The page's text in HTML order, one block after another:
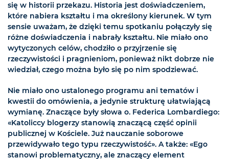
się w historii przekazu. Historia jest doświadczeniem,
które nabiera kształtu i ma określony kierunek. W tym
sensie uważam, że dzięki temu spotkaniu połączyły się
różne doświadczenia i nabrały kształtu. Nie miało ono
wytyczonych celów, chodziło o przyjrzenie się
rzeczywistości i pragnieniom, ponieważ nikt dobrze nie
wiedział, czego można było się po nim spodziewać.
Nie miało ono ustalonego programu ani tematów i
kwestii do omówienia, a jedynie strukturę ułatwiającą
wymianę. Znaczące były słowa o. Federica Lombardiego:
«Katoliccy blogerzy stanowią znaczącą część opinii
publicznej w Kościele. Już nauczanie soborowe
przewidywało tego typu rzeczywistość». A także: «Ego
stanowi problematyczny, ale znaczący element